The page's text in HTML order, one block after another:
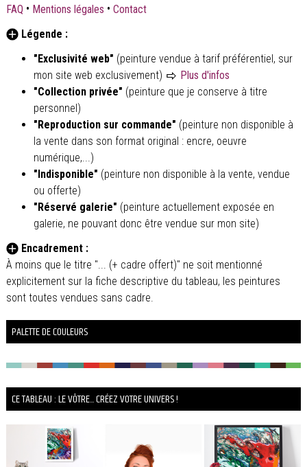
FAQ • Mentions légales • Contact
Légende :
"Exclusivité web" (peinture vendue à tarif préférentiel, sur
mon site web exclusivement)
Plus d'infos
"Collection privée" (peinture que je conserve à titre
personnel)
"Reproduction sur commande" (peinture non disponible à
la vente dans son format original : encre, oeuvre
numérique,...)
"Indisponible" (peinture non disponible à la vente, vendue
ou offerte)
"Réservé galerie" (peinture actuellement exposée en
galerie, ne pouvant donc être vendue sur mon site)
Encadrement :
À moins que le titre "... (+ cadre offert)" ne soit mentionné
explicitement sur la fiche descriptive du tableau, les peintures
sont toutes vendues sans cadre.
PALETTE DE COULEURS
CE TABLEAU : LE VÔTRE... CRÉEZ VOTRE UNIVERS !